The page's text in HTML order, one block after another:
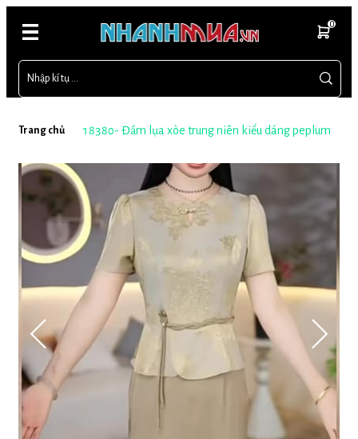
0
Trang chủ 18380- Đầm lụa xòe trung niên kiểu dáng peplum